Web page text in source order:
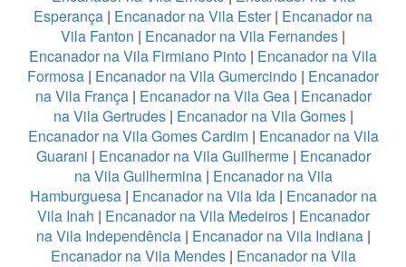
Esperança | Encanador na Vila Ester| Encanador na
Vila Fanton | Encanador na Vila Fernandes |
Encanador na Vila Firmiano Pinto | Encanador na Vila
Formosa | Encanador na Vila Gumercindo | Encanador
na Vila França| Encanador na Vila Gea| Encanador
na Vila Gertrudes| Encanador na Vila Gomes|
Encanador na Vila Gomes Cardim| Encanador na Vila
Guarani | Encanador na Vila Guilherme| Encanador
na Vila Guilhermina| Encanador na Vila
Hamburguesa| Encanador na Vila Ida| Encanador na
Vila Inah | Encanador na Vila Medeiros| Encanador
na Vila Independência| Encanador na Vila Indiana|
Encanador na Vila Mendes| Encanador na Vila